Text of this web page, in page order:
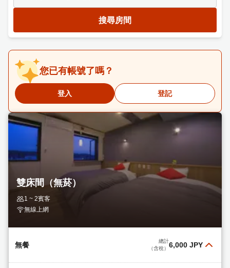
搜尋房間
您已有帳號了嗎？
登入 登記
雙床間（無菸）
1 ~ 2賓客
無線上網
無餐
總計
（含稅） 6,000 JPY